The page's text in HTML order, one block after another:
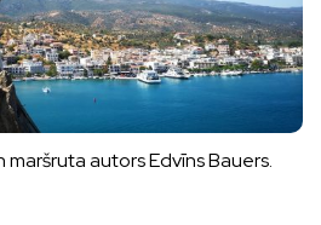
autors Edvīns Bauers.